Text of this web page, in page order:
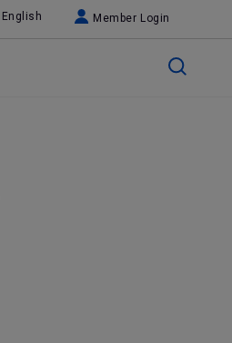
English Member Login